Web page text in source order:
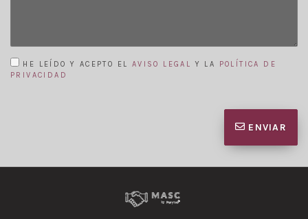
HE LEÍDO Y ACEPTO EL AVISO LEGAL Y LA
POLÍTICA DE
PRIVACIDAD
ENVIAR